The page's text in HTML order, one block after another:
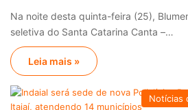
Na noite desta quinta-feira (25),
seletiva do Santa Catarina Canta –…
Leia mais »
Notícias